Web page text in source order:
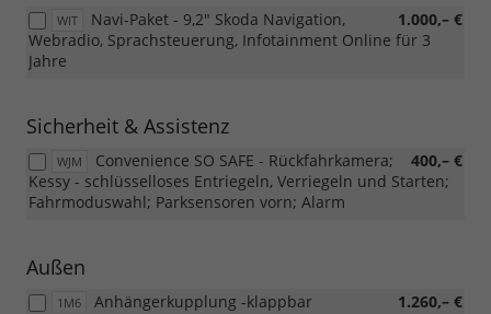
WIT 1.000,– €
Navi-Paket - 9,2" Skoda Navigation,
Webradio, Sprachsteuerung, Infotainment Online für 3
Jahre
Sicherheit & Assistenz
WJM 400,– €
Convenience SO SAFE - Rückfahrkamera;
Kessy - schlüsselloses Entriegeln, Verriegeln und Starten;
Fahrmoduswahl; Parksensoren vorn; Alarm
Außen
1M6 1.260,– €
Anhängerkupplung -klappbar